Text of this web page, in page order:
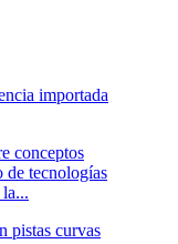
importada
conceptos
de tecnologías
pistas curvas